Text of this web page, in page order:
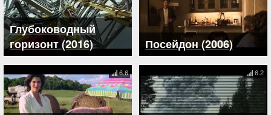
Глубоководный
горизонт (2016)
Посейдон (2006)
6.6 6.2